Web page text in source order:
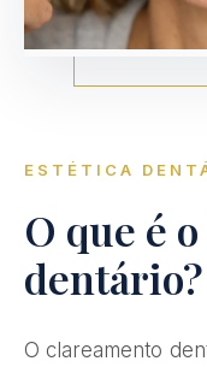
ESTÉTICA
O que é
dentário?
O clareamento